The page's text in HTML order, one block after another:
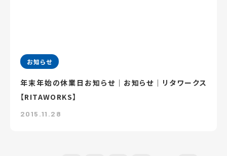
お知らせ
年末年始の休業日お知らせ｜お知らせ｜リタワークス
【RITAWORKS】
2015.11.28